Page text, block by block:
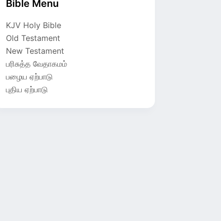
Bible Menu
KJV Holy Bible
Old Testament
New Testament
பரிசுத்த வேதாகமம்
பழைய ஏற்பாடு
புதிய ஏற்பாடு